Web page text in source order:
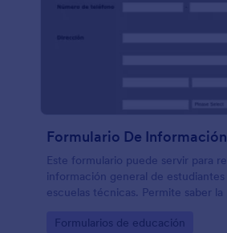
Formulario De
Este formulario puede servir para
información general de
escuelas técnicas. Permite saber
utilizado y las actividades culturales
Go to Category:
Formularios de educación